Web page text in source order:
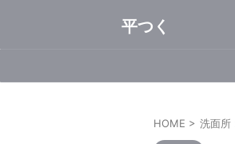
平つく
HOME > 洗面所